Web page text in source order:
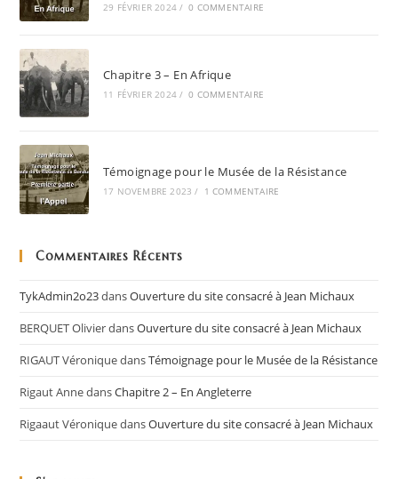
29 FÉVRIER 2024 / 0 COMMENTAIRE
Chapitre 3 – En Afrique
11 FÉVRIER 2024 / 0 COMMENTAIRE
Témoignage pour le Musée de la Résistance
17 NOVEMBRE 2023 / 1 COMMENTAIRE
Commentaires Récents
TykAdmin2o23dansOuverture du site consacré à Jean Michaux
BERQUET OlivierdansOuverture du site consacré à Jean Michaux
RIGAUT VéroniquedansTémoignage pour le Musée de la Résistance
Rigaut AnnedansChapitre 2 – En Angleterre
Rigaaut VéroniquedansOuverture du site consacré à Jean Michaux